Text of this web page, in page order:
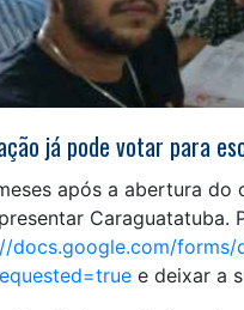
já pode votar para
após a abertura
Caraguatatuba.
docs.google.com/forms/
e deixar a